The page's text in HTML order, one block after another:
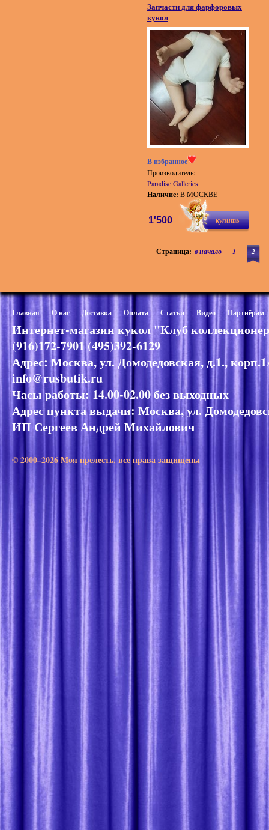
Запчасти для фарфоровых
кукол
В избранное
Производитель:
Paradise Galleries
Наличие: В МОСКВЕ
купить
1'500
Страница: в начало 1 2
Главная О нас Доставка Оплата Статьи Видео Партнёрам
Интернет-магазин кукол "Клуб
(916)172-7901 (495)392-6129
Адрес: Москва, ул. Домодедовская, д.1.,
info@rusbutik.ru
Часы работы: 14.00-02.00 без выходных
Адрес пункта выдачи: Москва, ул.
ИП Сергеев Андрей Михайлович
© 2000–2026 Моя прелесть. все права защищены